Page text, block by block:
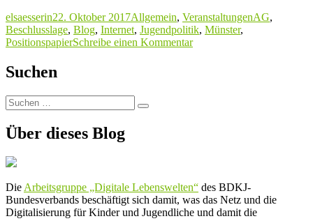
Autor
elsaesserinVeröffentlicht
am
22. Oktober 2017Kategorien
Allgemein, VeranstaltungenSchlagwörter
AG,
Beschlusslage, Blog, Internet, Jugendpolitik, Münster,
PositionspapierSchreibe einen Kommentarzu
Suchen
Suchen
nach:
Suchen
Über dieses Blog
DieArbeitsgruppe „Digitale Lebenswelten“ des BDKJ-
Bundesverbands beschäftigt sich damit, was das Netz und die
Digitalisierung für Kinder und Jugendliche und damit die